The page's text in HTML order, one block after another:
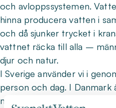
och avloppssystemen.
hinna producera vatten i
och då sjunker trycket i
vattnet räcka till alla –
djur och natur.
I Sverige använder vi i
person och dag. I Danmark
minskar sin